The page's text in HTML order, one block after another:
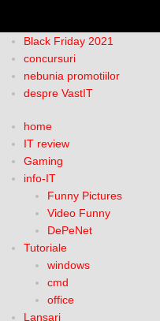
Black Friday 2021
concursuri
nebunia promotiilor
despre VastIT
home
IT review
Gaming
info-IT
Funny Pictures
Video Funny
DePeNet
Tutoriale
windows
cmd
office
Lansari